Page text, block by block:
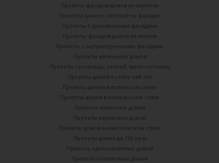
Проекты фасадов домов из кирпича
Проекты домов с плиткой на фасадах
Проекты с деревянными фасадами
Проекты фасадов домов из каменя
Проекты с оштукатуренными фасадами
Проекты маленьких домов
Проекты гостиницы, отелей, мини-гостиниц
Проекты домов в стиле хай-тек
Проекты домов в испанском стиле
Проекты домов в итальянском стиле
Проекты каменных домов
Проекты каркасных домов
Проекты домов в классическом стиле
Проекты домов до 150 кв м
Проекты однокомнатных домов
Проекты компактных домов